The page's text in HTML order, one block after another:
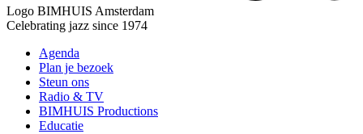
Logo BIMHUIS Amsterdam
Celebrating jazz since 1974
Agenda
Plan je bezoek
Steun ons
Radio & TV
BIMHUIS Productions
Educatie